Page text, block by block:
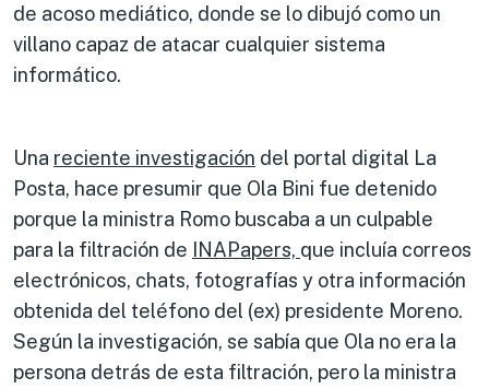
de acoso mediático, donde se lo dibujó como un
villano capaz de atacar cualquier sistema
informático.
Una reciente investigación del portal digital La
Posta, hace presumir que Ola Bini fue detenido
porque la ministra Romo buscaba a un culpable
para la filtración de INAPapers, que incluía correos
electrónicos, chats, fotografías y otra información
obtenida del teléfono del (ex) presidente Moreno.
Según la investigación, se sabía que Ola no era la
persona detrás de esta filtración, pero la ministra